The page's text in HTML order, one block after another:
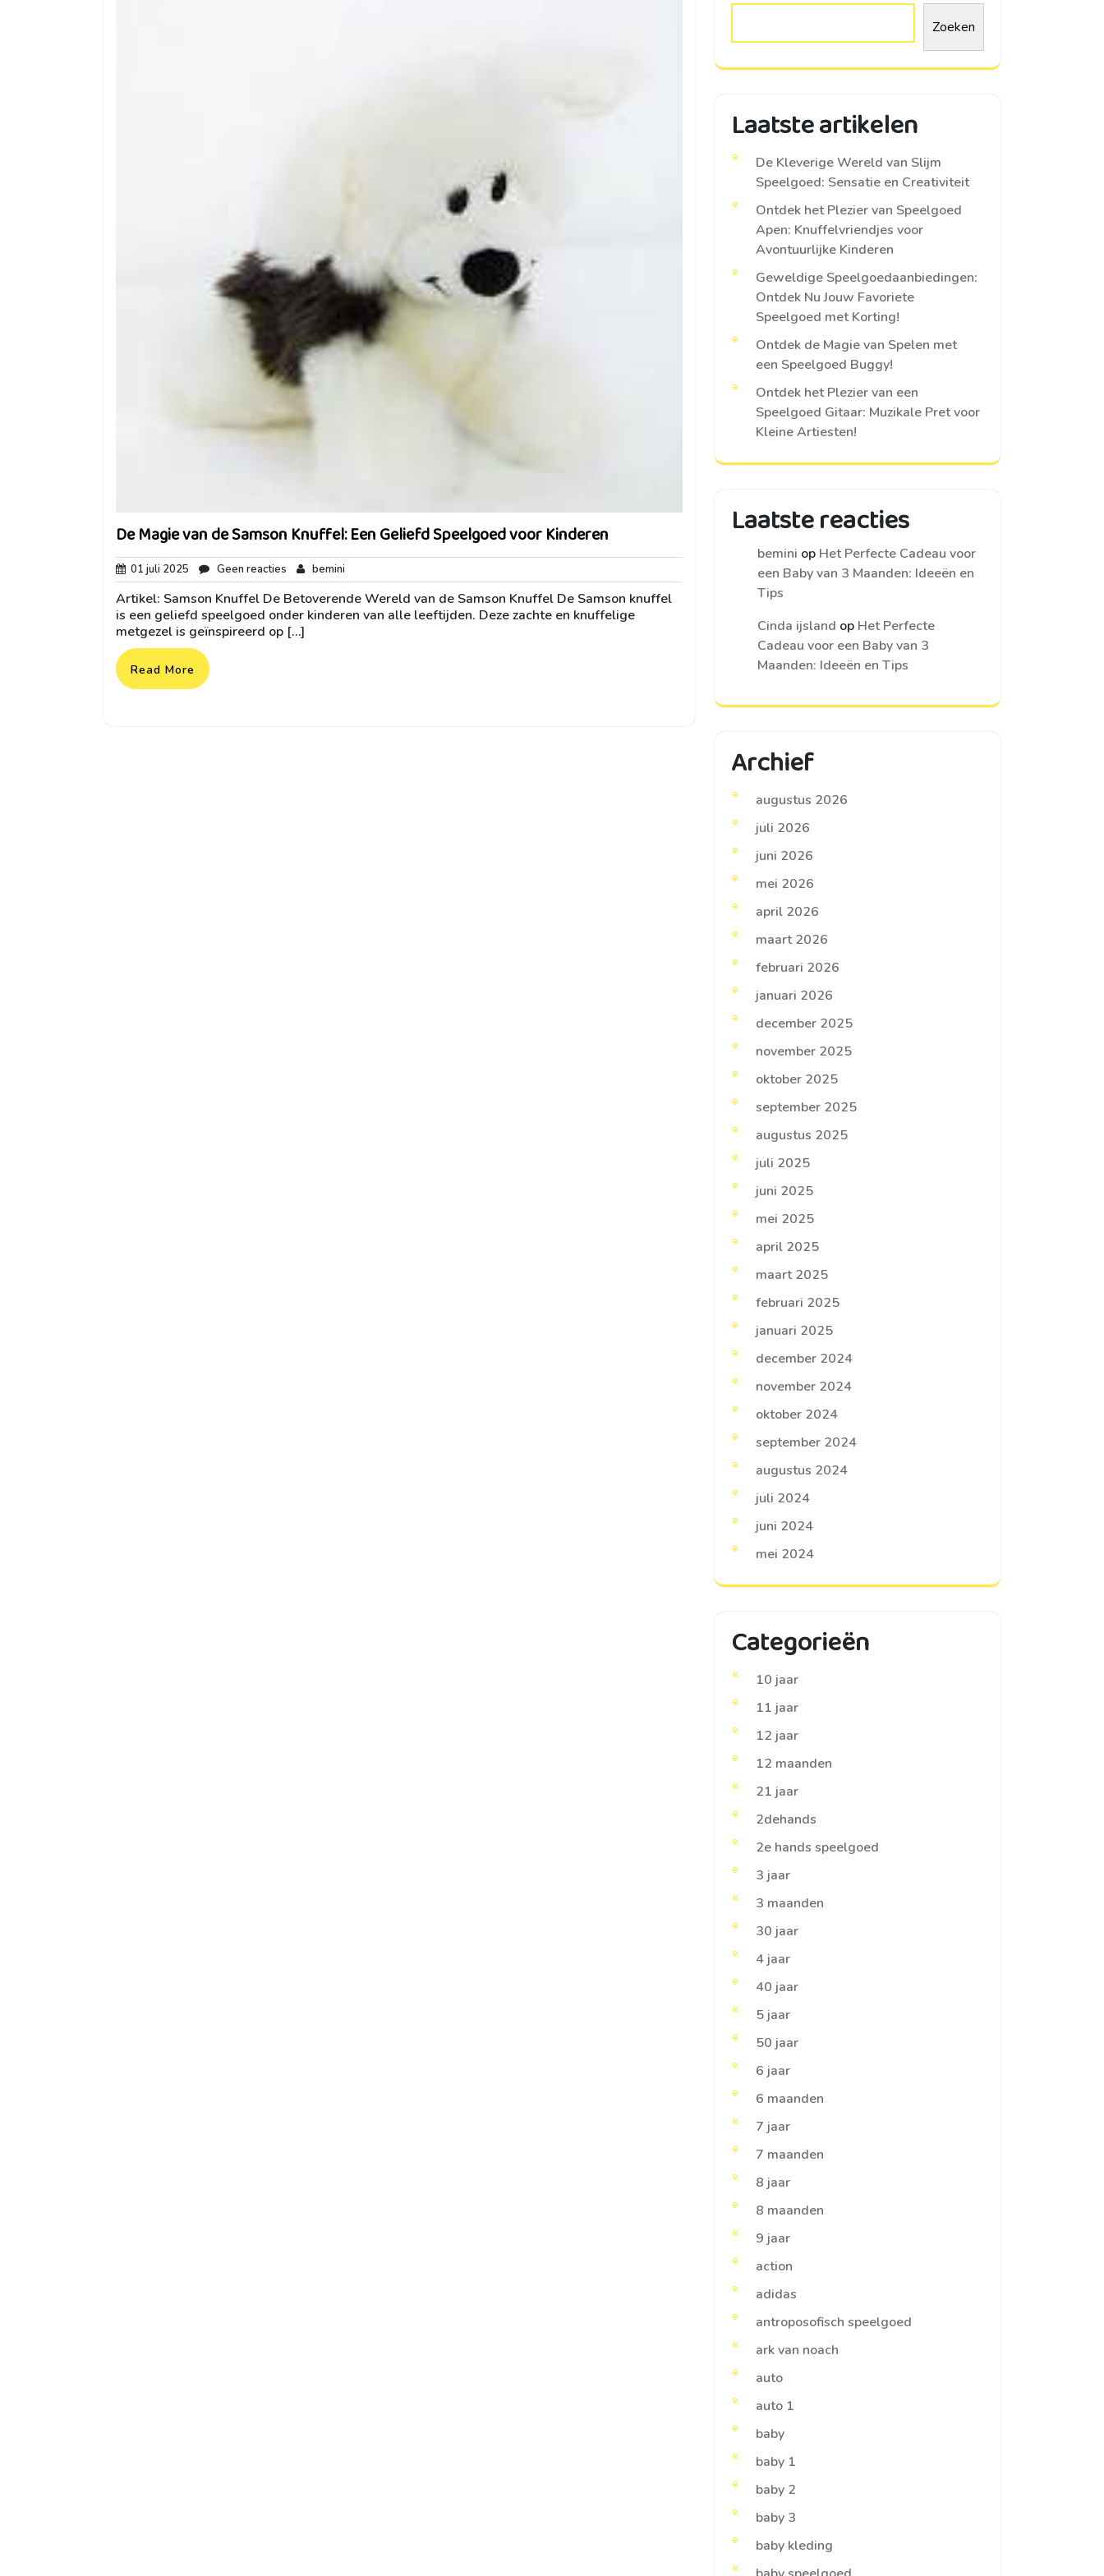
De Magie van de Samson Knuffel: Een Geliefd Speelgoed voor Kinderen
01 juli 2025 01
juli
2025
Geen reacties Geen
reacties
bemini
Artikel: Samson Knuffel De Betoverende Wereld van de Samson Knuffel De Samson knuffel
is een geliefd speelgoed onder kinderen van alle leeftijden. Deze zachte en knuffelige
metgezel is geïnspireerd op […]
Read More
Zoeken
Laatste artikelen
De Kleverige Wereld van Slijm
Speelgoed: Sensatie en Creativiteit
Ontdek het Plezier van Speelgoed
Apen: Knuffelvriendjes voor
Avontuurlijke Kinderen
Geweldige Speelgoedaanbiedingen:
Ontdek Nu Jouw Favoriete
Speelgoed met Korting!
Ontdek de Magie van Spelen met
een Speelgoed Buggy!
Ontdek het Plezier van een
Speelgoed Gitaar: Muzikale Pret voor
Kleine Artiesten!
Laatste reacties
bemini op Het Perfecte Cadeau voor
een Baby van 3 Maanden: Ideeën en
Tips
Cinda ijsland op Het Perfecte
Cadeau voor een Baby van 3
Maanden: Ideeën en Tips
Archief
augustus 2026
juli 2026
juni 2026
mei 2026
april 2026
maart 2026
februari 2026
januari 2026
december 2025
november 2025
oktober 2025
september 2025
augustus 2025
juli 2025
juni 2025
mei 2025
april 2025
maart 2025
februari 2025
januari 2025
december 2024
november 2024
oktober 2024
september 2024
augustus 2024
juli 2024
juni 2024
mei 2024
Categorieën
10 jaar
11 jaar
12 jaar
12 maanden
21 jaar
2dehands
2e hands speelgoed
3 jaar
3 maanden
30 jaar
4 jaar
40 jaar
5 jaar
50 jaar
6 jaar
6 maanden
7 jaar
7 maanden
8 jaar
8 maanden
9 jaar
action
adidas
antroposofisch speelgoed
ark van noach
auto
auto 1
baby
baby 1
baby 2
baby 3
baby kleding